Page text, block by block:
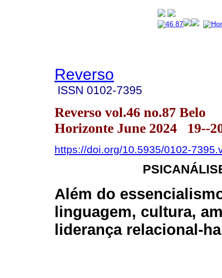
Reverso
ISSN 0102-7395
Reverso vol.46 no.87 Belo
Horizonte June 2024 19--
https://doi.org/10.5935/0102-
Além do
linguagem, cultura,
liderança relacional-